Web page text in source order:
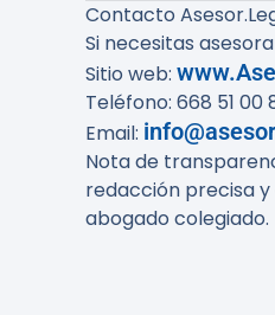
Contacto
Si necesitas
Sitio web:
Teléfono: 668 51 00
Email:
Nota de
redacción precisa
abogado colegiado.